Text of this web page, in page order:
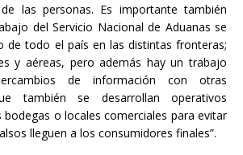
las personas. Es importante también
del Servicio Nacional de Aduanas se
de todo el país en las distintas fronteras;
y aéreas, pero además hay un trabajo
de información con otras
también se desarrollan operativos
o locales comerciales para evitar
lleguen a los consumidores finales”.